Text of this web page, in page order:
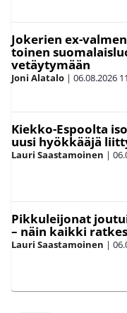
Jokerien ex-
toinen
vetäytymään
Joni Alatalo | 06.08.2026
Kiekko-Espoolta
uusi hyökkääjä
Lauri Saastamoinen |
Pikkuleijonat
– näin kaikki
Lauri Saastamoinen |